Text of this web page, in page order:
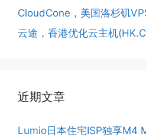
CloudCone，美国洛杉矶
云途，香港优化云主机
近期文章
Lumio日本住宅ISP独享M4